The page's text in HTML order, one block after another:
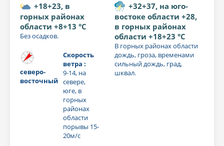
+18+23, в
горных районах
области +8+13 °C
Без осадков.
северо-
восточный
Скорость
ветра :
9-14, на
севере,
юге, в
горных
районах
области
порывы 15-
20м/с
+32+37, на юго-
востоке области +28,
в горных районах
области +18+23 °C
В горных районах области
дождь, гроза, временами
сильный дождь, град,
шквал.